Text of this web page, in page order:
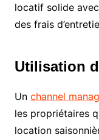
locatif solide
des frais
Utilisation
Un channel
les propriétaires
location